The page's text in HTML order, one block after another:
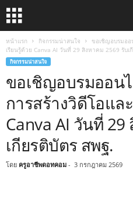
หน้าแรก กิจกรรมน่าสนใจ
ขอเชิญอบรมออ
เรียนรู้ด้วย Canva AI วันที่ 29 สิงหาคม 2569 รับเ
กิจกรรมน่าสนใจ
ขอเชิญอบรมออน
การสร้างวิดีโอแล
Canva AI วันที่
เกียรติบัตร สพฐ.
โดย ครูอาชีพดอทคอม - 3 กรกฎาคม 2569